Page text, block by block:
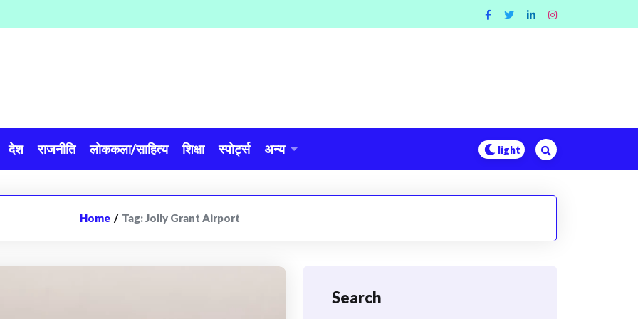
देश राजनीति लोककला/साहित्य शिक्षा स्पोर्ट्स अन्य
Home / Tag:Jolly Grant Airport
Search